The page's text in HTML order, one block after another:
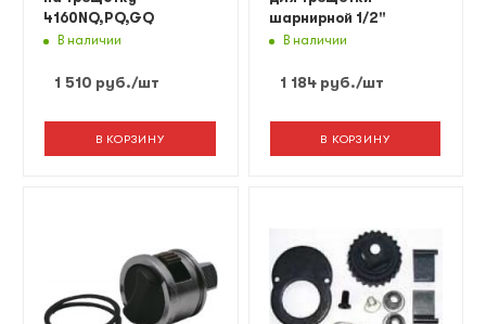
4160NQ,PQ,GQ
В наличии
1 510 руб./шт
В КОРЗИНУ
шарнирной 1/2"
В наличии
1 184руб./шт
В КОРЗИНУ